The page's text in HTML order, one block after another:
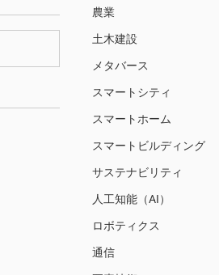
農業
土木建設
メタバース
スマートシティ
スマートホーム
スマートビルディング
サステナビリティ
人工知能（AI）
ロボティクス
通信